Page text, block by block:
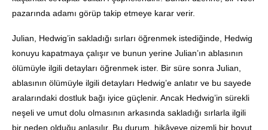
pazarında adamı görüp takip etmeye karar verir.
Julian, Hedwig’in sakladığı sırları öğrenmek istediğinde, Hedwig
konuyu kapatmaya çalışır ve bunun yerine Julian’ın ablasının
ölümüyle ilgili detayları öğrenmek ister. Bir süre sonra Julian,
ablasının ölümüyle ilgili detayları Hedwig’e anlatır ve bu sayede
aralarındaki dostluk bağı iyice güçlenir. Ancak Hedwig’in sürekli
neşeli ve umut dolu olmasının arkasında sakladığı sırlarla ilgili
bir neden olduğu anlaşılır. Bu durum, hikâyeye gizemli bir boyut